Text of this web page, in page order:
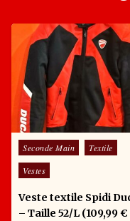
Posted in
Seconde Main
Textile
Vestes
Veste textile Spidi
– Taille 52/L (109,99 €